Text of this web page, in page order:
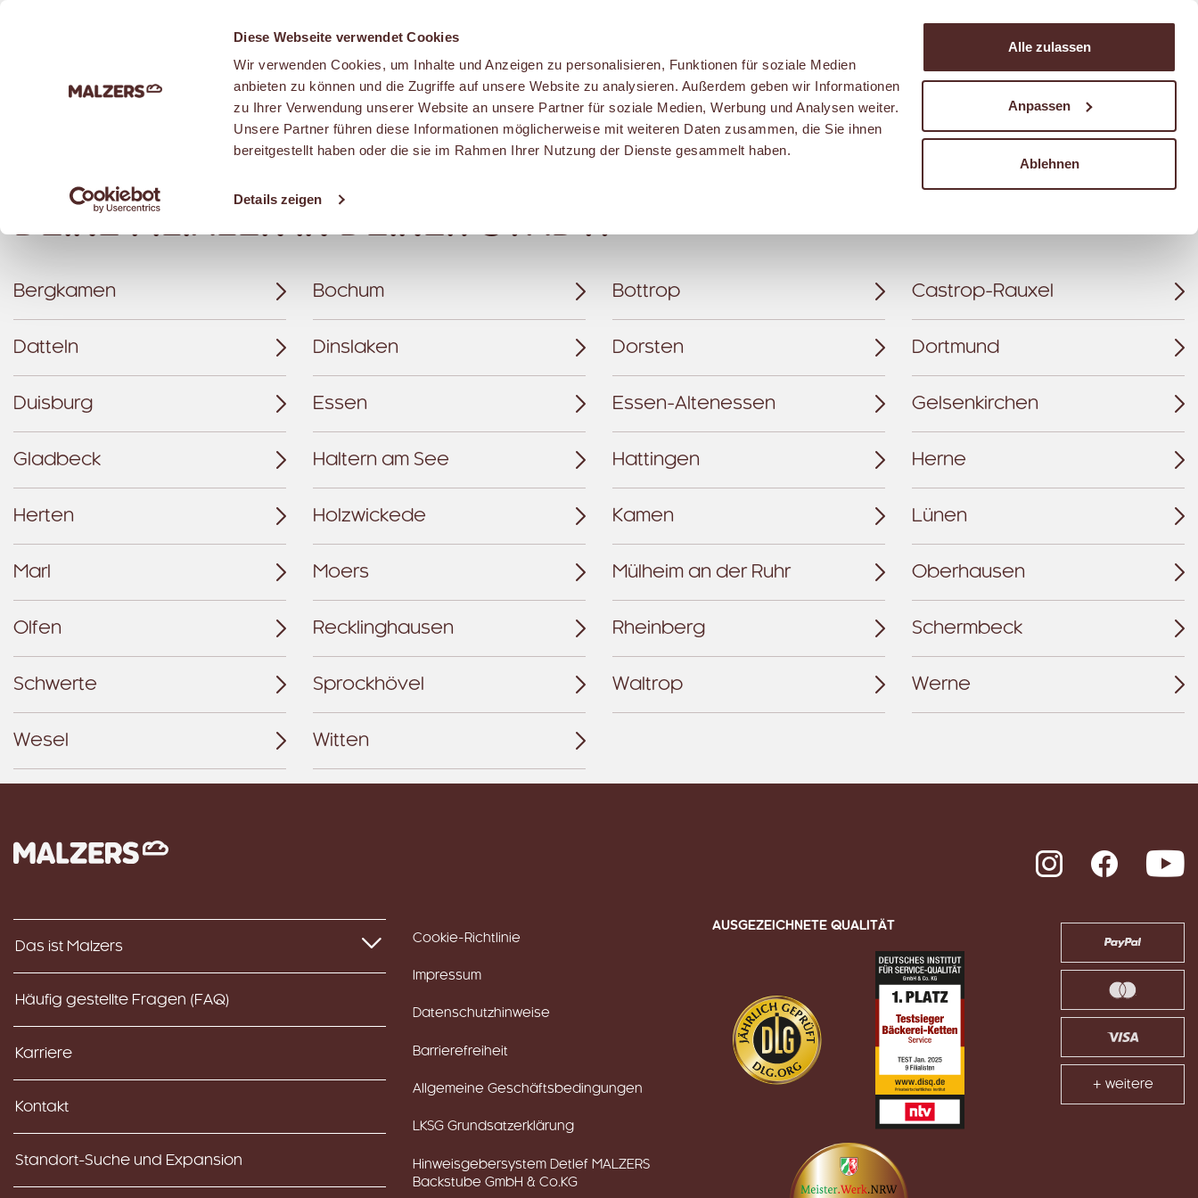
Diese Webseite verwendet Cookies
Wir verwenden Cookies, um Inhalte und Anzeigen zu personalisieren, Funktionen für soziale Medien
anbieten zu können und die Zugriffe auf unsere Website zu analysieren. Außerdem geben wir Informationen
zu Ihrer Verwendung unserer Website an unsere Partner für soziale Medien, Werbung und Analysen weiter.
Unsere Partner führen diese Informationen möglicherweise mit weiteren Daten zusammen, die Sie ihnen
bereitgestellt haben oder die sie im Rahmen Ihrer Nutzung der Dienste gesammelt haben.
Details zeigen
Alle zulassen
Anpassen
Ablehnen
Über 150 Filialen in Deiner Nähe.
DEINE FILIALEN IN DEINER STADT.
Bergkamen Bochum Bottrop Castrop-Rauxel
Datteln Dinslaken Dorsten Dortmund
Duisburg Essen Essen-Altenessen Gelsenkirchen
Gladbeck Haltern am See Hattingen Herne
Herten Holzwickede Kamen Lünen
Marl Moers Mülheim an der Ruhr Oberhausen
Olfen Recklinghausen Rheinberg Schermbeck
Schwerte Sprockhövel Waltrop Werne
Wesel Witten
InstagramFacebook
Das ist Malzers
Häufig gestellte Fragen (FAQ)
Karriere
Kontakt
Standort-Suche und Expansion
AUSGEZEICHNETE QUALITÄT
+ weitere
Cookie-Richtlinie
Impressum
Datenschutzhinweise
Barrierefreiheit
Allgemeine Geschäftsbedingungen
LKSG Grundsatzerklärung
Hinweisgebersystem Detlef MALZERS
Backstube GmbH & Co.KG